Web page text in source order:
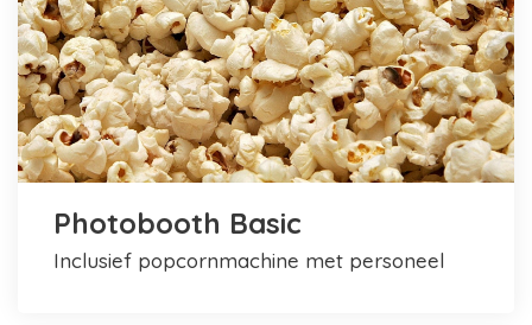
Photobooth Basic
inclusief popcornmachine met personeel